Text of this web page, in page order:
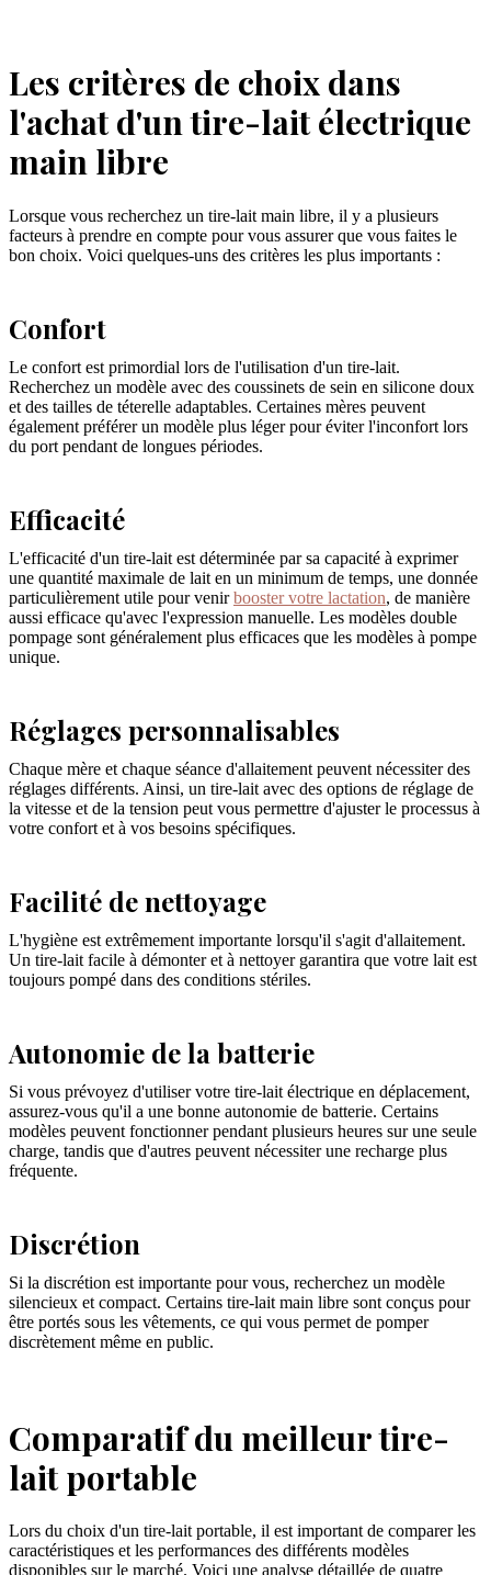
Les critères de choix dans
l'achat d'un tire-lait électrique
main libre
Lorsque vous recherchez un tire-lait main libre, il y a plusieurs
facteurs à prendre en compte pour vous assurer que vous faites le
bon choix. Voici quelques-uns des critères les plus importants :
Confort
Le confort est primordial lors de l'utilisation d'un tire-lait.
Recherchez un modèle avec des coussinets de sein en silicone doux
et des tailles de téterelle adaptables. Certaines mères peuvent
également préférer un modèle plus léger pour éviter l'inconfort lors
du port pendant de longues périodes.
Efficacité
L'efficacité d'un tire-lait est déterminée par sa capacité à exprimer
une quantité maximale de lait en un minimum de temps, une donnée
particulièrement utile pour venirbooster votre lactation, de manière
aussi efficace qu'avec l'expression manuelle. Les modèles double
pompage sont généralement plus efficaces que les modèles à pompe
unique.
Réglages personnalisables
Chaque mère et chaque séance d'allaitement peuvent nécessiter des
réglages différents. Ainsi, un tire-lait avec des options de réglage de
la vitesse et de la tension peut vous permettre d'ajuster le processus à
votre confort et à vos besoins spécifiques.
Facilité de nettoyage
L'hygiène est extrêmement importante lorsqu'il s'agit d'allaitement.
Un tire-lait facile à démonter et à nettoyer garantira que votre lait est
toujours pompé dans des conditions stériles.
Autonomie de la batterie
Si vous prévoyez d'utiliser votre tire-lait électrique en déplacement,
assurez-vous qu'il a une bonne autonomie de batterie. Certains
modèles peuvent fonctionner pendant plusieurs heures sur une seule
charge, tandis que d'autres peuvent nécessiter une recharge plus
fréquente.
Discrétion
Si la discrétion est importante pour vous, recherchez un modèle
silencieux et compact. Certains tire-lait main libre sont conçus pour
être portés sous les vêtements, ce qui vous permet de pomper
discrètement même en public.
Comparatif du meilleur tire-
lait portable
Lors du choix d'un tire-lait portable, il est important de comparer les
caractéristiques et les performances des différents modèles
disponibles sur le marché. Voici une analyse détaillée de quatre